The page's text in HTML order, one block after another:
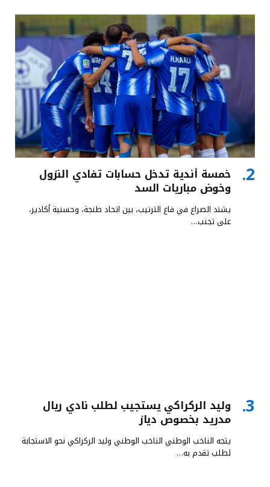
خمسة أندية تدخل حسابات تفادي النزول
وخوض مباريات السد
يشتد الصراع في قاع الترتيب، بين اتحاد طنجة، وحسنية أكادير،
على تجنب…
وليد الركراكي يستجيب لطلب نادي ريال
مدريد بخصوص دياز
يتجه الناخب الوطني الناخب الوطني وليد الركراكي نحو الاستجابة
لطلب تقدم به…